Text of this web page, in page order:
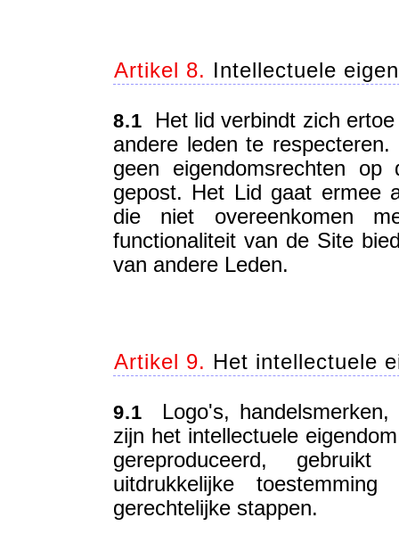
Artikel 8. Intellectuele
8.1 Het lid verbindt zich
andere leden te
geen eigendomsrechten
gepost. Het Lid gaat ermee
die niet overeenkomen
functionaliteit van de Site
van andere Leden.
Artikel 9. Het intellectuele
9.1 Logo's,
zijn het intellectuele
gereproduceerd,
uitdrukkelijke
gerechtelijke stappen.